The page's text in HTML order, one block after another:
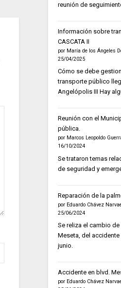
reunión de
Información sobre
CASCATA II
por María de los Ángeles
25/04/2025
Cómo se debe
transporte público
Angelópolis III Hay
Reunión con el
pública.
por Marcos Leopoldo
16/10/2024
Se trataron temas
de seguridad y
Reparación de la
por Eduardo Chávez
25/06/2024
Se reliza el cambio
Meseta, del
junio.
Accidente en blvd.
por Eduardo Chávez